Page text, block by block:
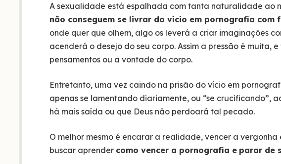
A sexualidade está espalhada com tanta naturalidade ao
não conseguem se livrar do vício em pornografia com
onde quer que olhem, algo os leverá a criar imaginações
acenderá o desejo do seu corpo. Assim a pressão é muita,
pensamentos ou a vontade do corpo.
Entretanto, uma vez caindo na prisão do vício em
apenas se lamentando diariamente, ou “se crucificando”,
há mais saída ou que Deus não perdoará tal pecado.
O melhor mesmo é encarar a realidade, vencer a vergonha
buscar aprender como vencer a pornografia e parar de